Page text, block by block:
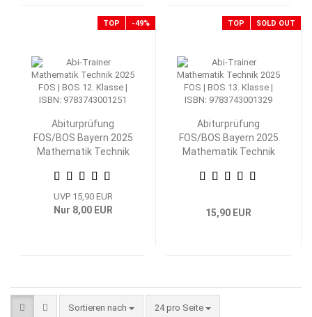
TOP -49%
Abiturprüfung
FOS/BOS Bayern 2025
Mathematik Technik
UVP 15,90 EUR
Nur 8,00 EUR
TOP SOLD OUT
Abiturprüfung
FOS/BOS Bayern 2025
Mathematik Technik
15,90 EUR
Sortieren nach
Sortieren nach 24 pro Seite
pro Seite